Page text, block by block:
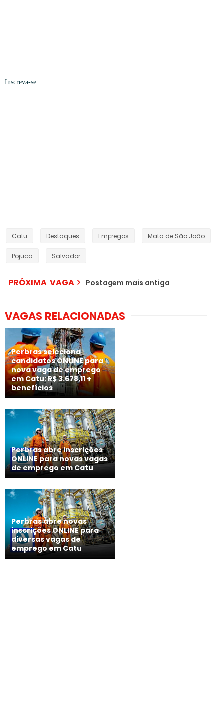
Inscreva-se
Catu Destaques Empregos Mata de São João
Pojuca Salvador
PRÓXIMA VAGA Postagem mais antiga
VAGAS RELACIONADAS
Perbras seleciona
candidatos ONLINE para
nova vaga de emprego
em Catu; R$ 3.678,11 +
benefícios
Perbras abre inscrições
ONLINE para novas vagas
de emprego em Catu
Perbras abre novas
inscrições ONLINE para
diversas vagas de
emprego em Catu